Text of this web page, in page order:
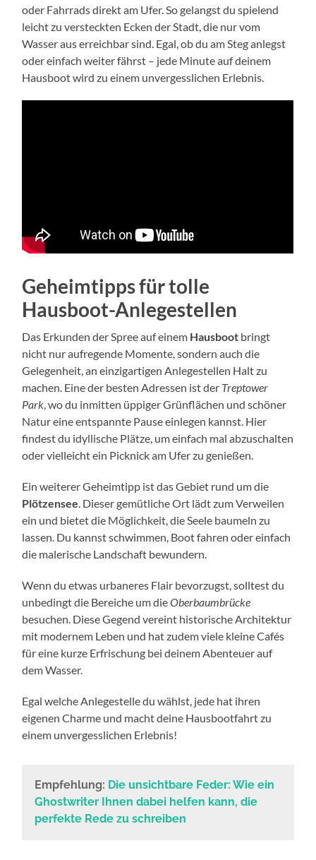
oder Fahrrads direkt am Ufer. So gelangst du spielend
leicht zu versteckten Ecken der Stadt, die nur vom
Wasser aus erreichbar sind. Egal, ob du am Steg anlegst
oder einfach weiter fährst – jede Minute auf deinem
Hausboot wird zu einem unvergesslichen Erlebnis.
Geheimtipps für tolle
Hausboot-Anlegestellen
Das Erkunden der Spree auf einem Hausboot bringt
nicht nur aufregende Momente, sondern auch die
Gelegenheit, an einzigartigen Anlegestellen Halt zu
machen. Eine der besten Adressen ist der Treptower
Park, wo du inmitten üppiger Grünflächen und schöner
Natur eine entspannte Pause einlegen kannst. Hier
findest du idyllische Plätze, um einfach mal abzuschalten
oder vielleicht ein Picknick am Ufer zu genießen.
Ein weiterer Geheimtipp ist das Gebiet rund um die
Plötzensee. Dieser gemütliche Ort lädt zum Verweilen
ein und bietet die Möglichkeit, die Seele baumeln zu
lassen. Du kannst schwimmen, Boot fahren oder einfach
die malerische Landschaft bewundern.
Wenn du etwas urbaneres Flair bevorzugst, solltest du
unbedingt die Bereiche um dieOberbaumbrücke
besuchen. Diese Gegend vereint historische Architektur
mit modernem Leben und hat zudem viele kleine Cafés
für eine kurze Erfrischung bei deinem Abenteuer auf
dem Wasser.
Egal welche Anlegestelle du wählst, jede hat ihren
eigenen Charme und macht deine Hausbootfahrt zu
einem unvergesslichen Erlebnis!
Empfehlung: Die unsichtbare Feder: Wie ein
Ghostwriter Ihnen dabei helfen kann, die
perfekte Rede zu schreiben